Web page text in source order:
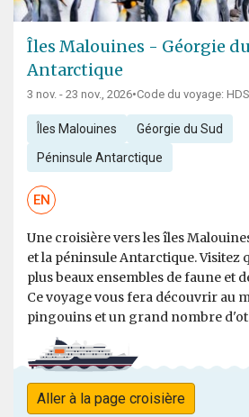
Îles Malouines - Géorgie
Antarctique
3 nov. - 23 nov., 2026•Code du voyage:
Îles Malouines Géorgie du Sud
Péninsule Antarctique
EN
Une croisière vers les îles
et la péninsule Antarctique. Visitez
plus beaux ensembles de faune et
Ce voyage vous fera découvrir au
pingouins et un grand nombre
Aller à la page croisière